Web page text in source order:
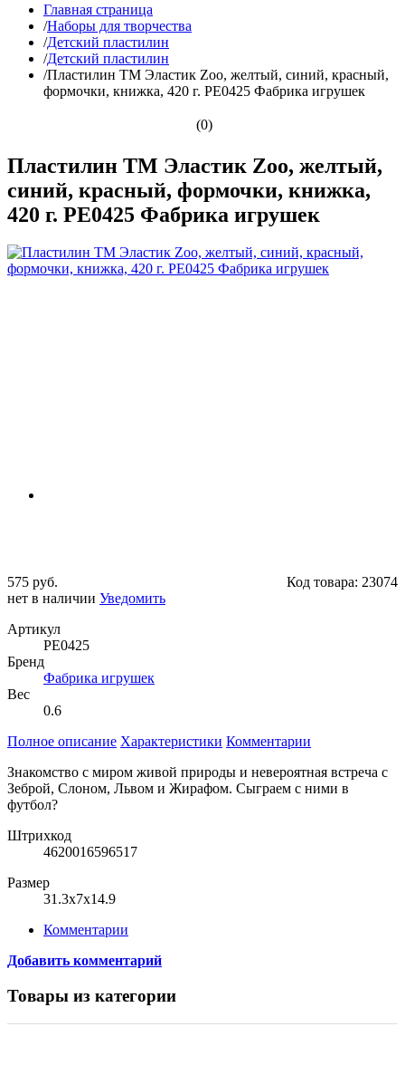
Главная страница
/Наборы для творчества
/Детский пластилин
/Детский пластилин
/Пластилин ТМ Эластик Zoo, желтый, синий, красный,
формочки, книжка, 420 г. PE0425 Фабрика игрушек
(0)
Пластилин ТМ Эластик Zoo, желтый,
синий, красный, формочки, книжка,
420 г. PE0425 Фабрика игрушек
575 руб. Код товара: 23074
нет в наличии Уведомить
Артикул
PE0425
Бренд
Фабрика игрушек
Вес
0.6
Полное описание Характеристики Комментарии
Знакомство с миром живой природы и невероятная встреча с
Зеброй, Слоном, Львом и Жирафом. Сыграем с ними в
футбол?
Штрихкод
4620016596517
Размер
31.3x7x14.9
Комментарии
Добавить комментарий
Товары из категории